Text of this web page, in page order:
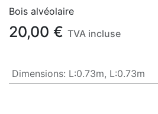
Bois alvéolaire
20,00 € TVA incluse
Dimensions: L:0.73m, L:0.73m